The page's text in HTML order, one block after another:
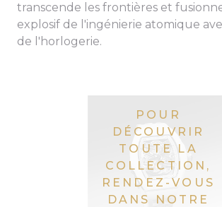
transcende les frontières et
explosif de l'ingénierie atomique
de l'horlogerie.
POUR
DÉCOUVRIR
TOUTE LA
COLLECTION,
RENDEZ-VOUS
DANS NOTRE